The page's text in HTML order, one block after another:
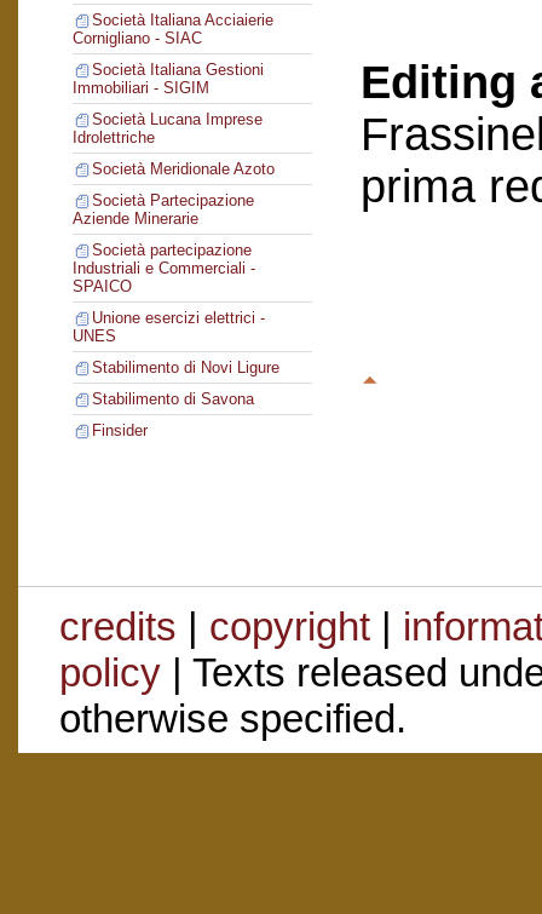
Società Italiana Acciaierie
Cornigliano - SIAC
Società Italiana Gestioni
Immobiliari - SIGIM
Società Lucana Imprese
Idrolettriche
Società Meridionale Azoto
Società Partecipazione
Aziende Minerarie
Società partecipazione
Industriali e Commerciali -
SPAICO
Unione esercizi elettrici -
UNES
Stabilimento di Novi Ligure
Stabilimento di Savona
Finsider
Editing
prima
credits | copyright|
policy| Texts released
otherwise specified.